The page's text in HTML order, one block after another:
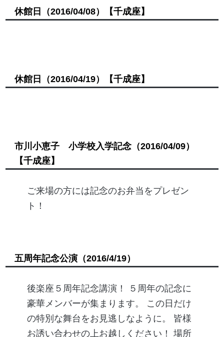
休館日 （2016/04/08） 【千成座】
休館日 （2016/04/19） 【千成座】
市川小恵子 小学校入学記念（2016/04/09）
【千成座】
ご来場の方には記念のお弁当をプレゼン
ト！
五周年記念公演（2016/4/19）
後楽座５周年記念講演！ ５周年の記念に
豪華メンバーが集まります。 この日だけ
の特別な舞台をお見逃しなように。 皆様
お誘い合わせの上お越しください！ 場所